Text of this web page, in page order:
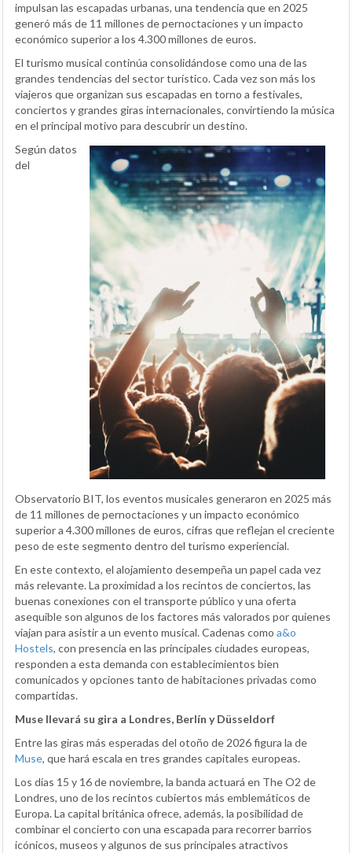
impulsan las escapadas urbanas, una tendencia que en 2025
generó más de 11 millones de pernoctaciones y un impacto
económico superior a los 4.300 millones de euros.
El turismo musical continúa consolidándose como una de las
grandes tendencias del sector turístico. Cada vez son más los
viajeros que organizan sus escapadas en torno a festivales,
conciertos y grandes giras internacionales, convirtiendo la música
en el principal motivo para descubrir un destino.
Según datos
del
Observatorio BIT, los eventos musicales generaron en 2025 más
de 11 millones de pernoctaciones y un impacto económico
superior a 4.300 millones de euros, cifras que reflejan el creciente
peso de este segmento dentro del turismo experiencial.
En este contexto, el alojamiento desempeña un papel cada vez
más relevante. La proximidad a los recintos de conciertos, las
buenas conexiones con el transporte público y una oferta
asequible son algunos de los factores más valorados por quienes
viajan para asistir a un evento musical. Cadenas como a&o
Hostels, con presencia en las principales ciudades europeas,
responden a esta demanda con establecimientos bien
comunicados y opciones tanto de habitaciones privadas como
compartidas.
Muse llevará su gira a Londres, Berlín y Düsseldorf
Entre las giras más esperadas del otoño de 2026 figura la de
Muse, que hará escala en tres grandes capitales europeas.
Los días 15 y 16 de noviembre, la banda actuará en The O2 de
Londres, uno de los recintos cubiertos más emblemáticos de
Europa. La capital británica ofrece, además, la posibilidad de
combinar el concierto con una escapada para recorrer barrios
icónicos, museos y algunos de sus principales atractivos